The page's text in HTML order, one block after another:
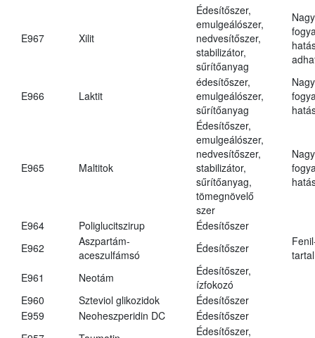
E967 Xilit
Édesítőszer,
emulgeálószer,
nedvesítőszer,
stabilizátor,
sűrítőanyag
E966 Laktit
édesítőszer,
emulgeálószer,
sűrítőanyag
E965 Maltitok
Édesítőszer,
emulgeálószer,
nedvesítőszer,
stabilizátor,
sűrítőanyag,
tömegnövelő
szer
E964 Poliglucitszirup
Édesítőszer
E962
Aszpartám-
aceszulfámsó
Édesítőszer
E961
Neotám
Édesítőszer,
ízfokozó
E960
Szteviol glikozidok
Édesítőszer
E959
Neoheszperidin DC
Édesítőszer
Édesítőszer,